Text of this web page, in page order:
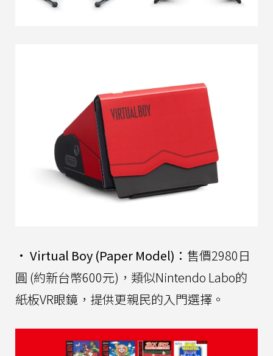
• Virtual Boy (Paper Model)： 售價2980日
圓 (約新台幣600元)，類似Nintendo Labo的
紙板VR眼鏡，提供更親民的入門選擇。